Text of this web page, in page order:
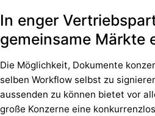
In enger
gemeinsame Märkte
Die Möglichkeit, Dokumente
selben Workflow selbst zu
aussenden zu können bietet vor
große Konzerne eine